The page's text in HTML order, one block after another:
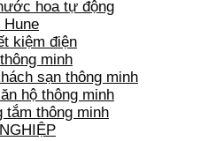
hoa tự động
Hune
kiệm điện
minh
sạn thông minh
hộ thông minh
tắm thông minh